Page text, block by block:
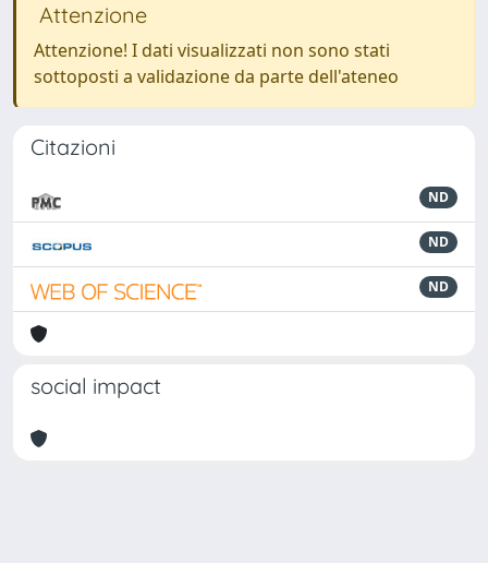
Attenzione
Attenzione! I dati visualizzati non sono stati
sottoposti a validazione da parte dell'ateneo
Citazioni
ND
ND
ND
social impact